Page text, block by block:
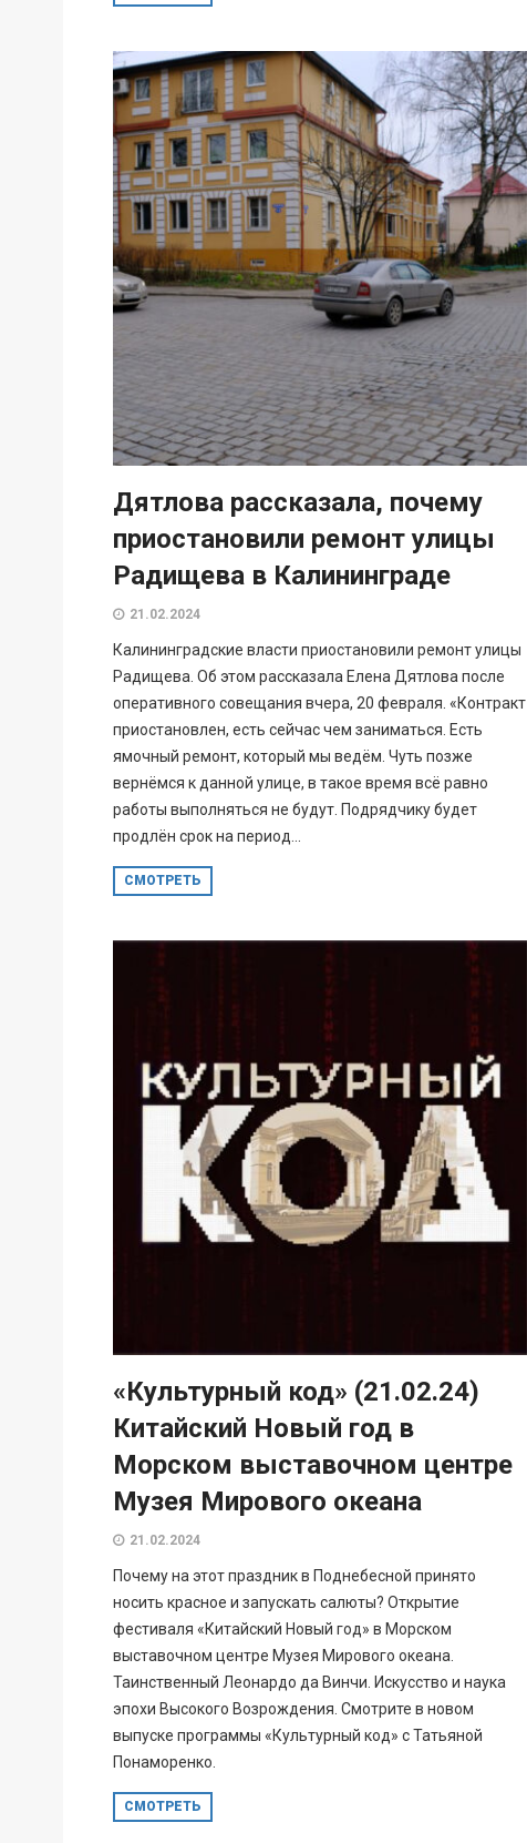
Дятлова рассказала, почему
приостановили ремонт улицы
Радищева в Калининграде
21.02.2024
Калининградские власти приостановили ремонт улицы
Радищева. Об этом рассказала Елена Дятлова после
оперативного совещания вчера, 20 февраля. «‎Контракт
приостановлен, есть сейчас чем заниматься. Есть
ямочный ремонт, который мы ведём. Чуть позже
вернёмся к данной улице, в такое время всё равно
работы выполняться не будут. Подрядчику будет
продлён срок на период...
СМОТРЕТЬ
«Культурный код» (21.02.24)
Китайский Новый год в
Морском выставочном центре
Музея Мирового океана
21.02.2024
Почему на этот праздник в Поднебесной принято
носить красное и запускать салюты? Открытие
фестиваля «Китайский Новый год» в Морском
выставочном центре Музея Мирового океана.
Таинственный Леонардо да Винчи. Искусство и наука
эпохи Высокого Возрождения. Смотрите в новом
выпуске программы «Культурный код» с Татьяной
Понаморенко.
СМОТРЕТЬ